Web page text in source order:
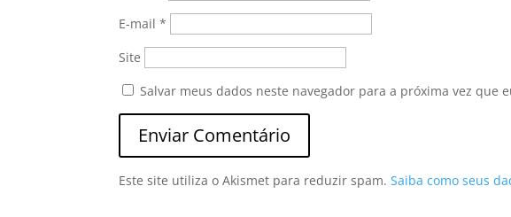
E-mail*
Site
Salvar meus dados neste navegador para a próxima vez que
Este site utiliza o Akismet para reduzir spam.Saiba como seus